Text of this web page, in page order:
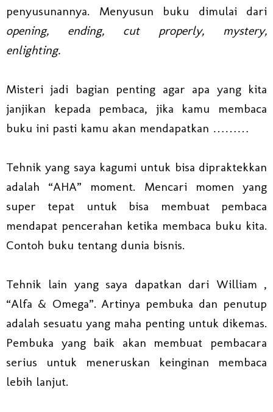
penyusunannya. Menyusun buku dimulai dari
opening, ending, cut properly, mystery,
enlighting.
Misteri jadi bagian penting agar apa yang kita
janjikan kepada pembaca, jika kamu membaca
buku ini pasti kamu akan mendapatkan ………
Tehnik yang saya kagumi untuk bisa dipraktekkan
adalah “AHA” moment. Mencari momen yang
super tepat untuk bisa membuat pembaca
mendapat pencerahan ketika membaca buku kita.
Contoh buku tentang dunia bisnis.
Tehnik lain yang saya dapatkan dari William ,
“Alfa & Omega”. Artinya pembuka dan penutup
adalah sesuatu yang maha penting untuk dikemas.
Pembuka yang baik akan membuat pembacara
serius untuk meneruskan keinginan membaca
lebih lanjut.